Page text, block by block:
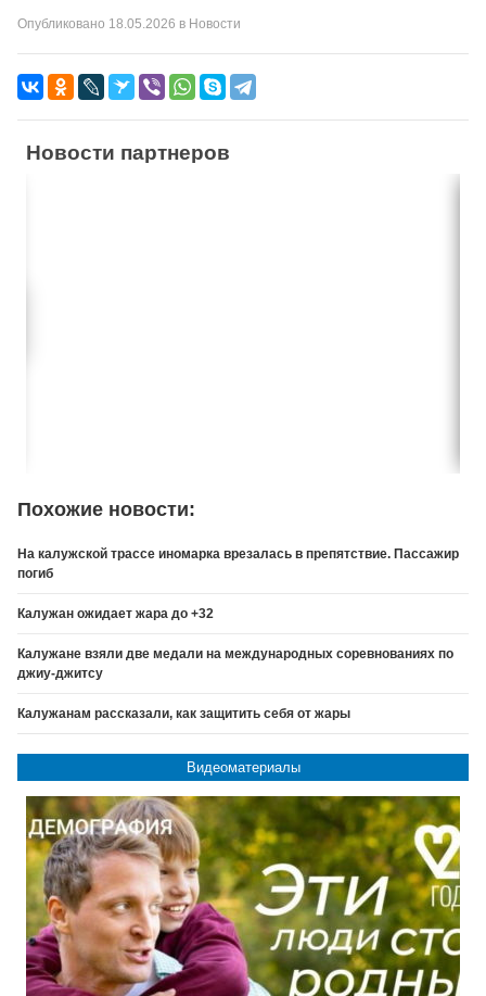
Опубликовано 18.05.2026 в Новости
Новости партнеров
Похожие новости:
На калужской трассе иномарка врезалась в препятствие. Пассажир
погиб
Калужан ожидает жара до +32
Калужане взяли две медали на международных соревнованиях по
джиу-джитсу
Калужанам рассказали, как защитить себя от жары
Видеоматериалы